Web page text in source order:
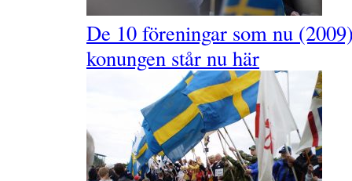
De 10 föreningar som nu
konungen står nu här